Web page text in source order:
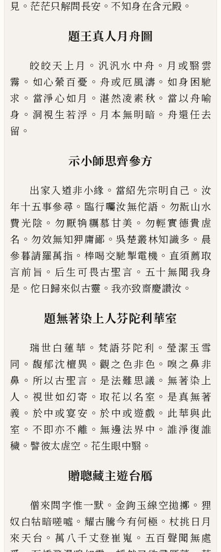
見 。 茫茫只解問長安 。 不知身在含元殿 。
題王真人月舟圖
皎皎天上月 。 汎汎水中舟 。 月或翳雲
霧 。 如心縈百憂 。 舟或厄風濤 。 如身困馳
求 。 當淨心如月 。 湛然凌素秋 。 當以舟喻
身 。 洞視生若浮 。 月本無明暗 。 舟還任去
留 。
示小師思齊參方
出家入道非小緣 。 當紹先宗明自 己 。 汝
年十五事參尋 。 臨行囑汝無佗語 。 勿翫山水
費光陰 。 勿厭觕糲慕甘美 。 勿輕實德貴虗
名 。 勿效無知狎庸鄙 。吳楚叢林知識多 。 晨
參暮請羅萬指 。 棒喝交馳掣電機 。 直須薦取
言前旨 。 后生可畏古聖言 。 五十無聞我身
是 。 佗日歸來似古靈 。 我亦致齋慶讚汝 。
題無著染上人芬陀利華室
瑞世白蓮華 。 梵語芬陀利 。 瑩潔玉雪
同 。 馥郁沈檀異 。觀之色非色 。 嗅之鼻非
鼻 。 所以古聖言 。 是法難思議 。 無著染上
人 。 視世如幻寄 。取花以名室 。 是真無著
義 。 於中或宴安 。 於中或遊戲 。 此華與此
室 。 不即亦不離 。 無邊法界中 。誰淨復誰
穢 。 譬彼太虗空 。 花生眼中翳 。
贈聰藏主遊台鴈
僧來問字惟一默 。 金鉤玉線空拋擲 。 狸
奴白牯暗嗟噓 。 耀古騰今有何極 。 杖挑日月
來天台 。 萬八千丈登崔嵬 。 五百聲聞無處